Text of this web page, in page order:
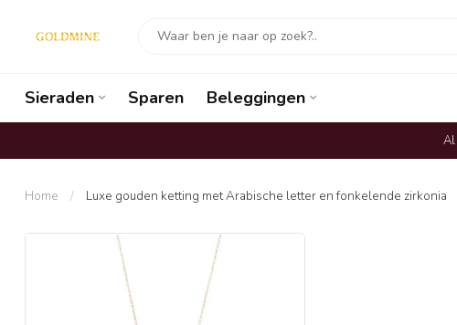
Sieraden Sparen Beleggingen
Al
Home / Luxe gouden ketting met Arabische letter en fonkelende zirkonia